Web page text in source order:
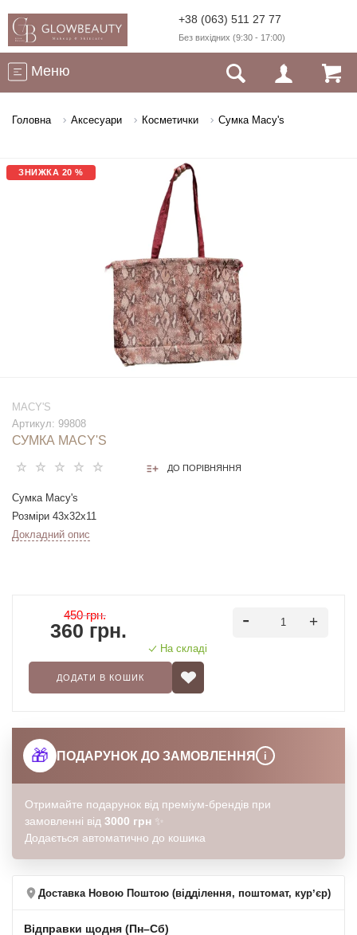
+38 (063) 511 27 77
Без вихідних (9:30 - 17:00)
Меню
Головна Аксесуари Косметички Сумка Macy's
ЗНИЖКА 20 %
MACY'S
Артикул: 99808
СУМКА MACY'S
ДО ПОРІВНЯННЯ
Сумка Macy's
Розміри 43х32х11
Докладний опис
450 грн.
360 грн.
На складі
ДОДАТИ В КОШИК
🎁 ПОДАРУНОК ДО ЗАМОВЛЕННЯ i
Отримайте подарунок від преміум-брендів при
замовленні від 3000 грн ✨
Додається автоматично до кошика
Доставка Новою Поштою (відділення, поштомат, курʼєр)
Відправки щодня (Пн–Сб)